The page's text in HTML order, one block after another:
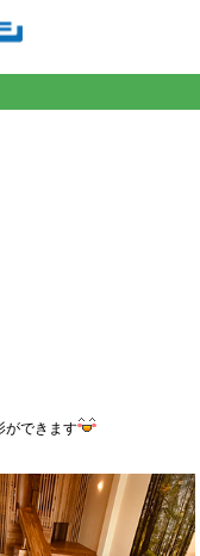
ができます